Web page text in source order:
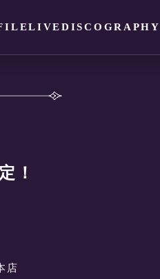
LIVEDISCOGRAPHY
！
店